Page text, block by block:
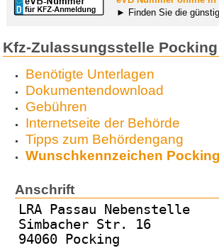
► Finden Sie die
Kfz-Zulassungsstelle Pocking
Benötigte Unterlagen
Dokumentendownload
Gebühren
Internetseite der Behörde
Tipps zum Behördengang
Wunschkennzeichen Pocking
Anschrift
LRA Passau Nebenstelle
Simbacher Str. 16
94060 Pocking